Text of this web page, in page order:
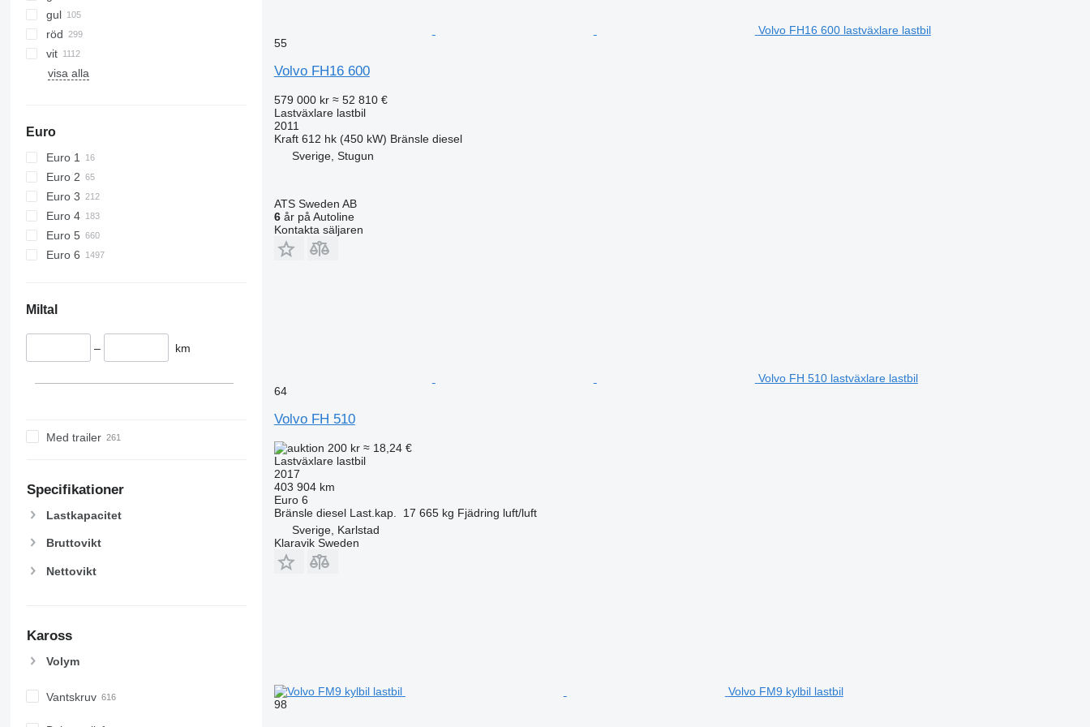
gul
röd
vit
visa alla
Euro
Euro 1
Euro 2
Euro 3
Euro 4
Euro 5
Euro 6
Miltal
– km
Med trailer
Specifikationer
Lastkapacitet
Bruttovikt
Nettovikt
Kaross
Volym
Vantskruv
Volvo FH16 600 lastväxlare lastbil
55
Volvo FH16 600
579 000 kr ≈ 52 810 €
Lastväxlare lastbil
2011
Kraft 612 hk (450 kW) Bränsle diesel
Sverige, Stugun
ATS Sweden AB
6år på Autoline
Kontakta säljaren
Volvo FH 510 lastväxlare lastbil
64
Volvo FH 510
200 kr ≈ 18,24 €
Lastväxlare lastbil
2017
403 904 km
Euro 6
Bränsle diesel Last.kap. 17 665 kg Fjädring luft/luft
Sverige, Karlstad
Klaravik Sweden
Volvo FM9 kylbil lastbil
98